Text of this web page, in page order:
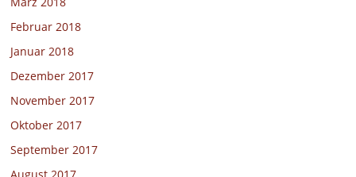
Februar 2018
Januar 2018
Dezember 2017
November 2017
Oktober 2017
September 2017